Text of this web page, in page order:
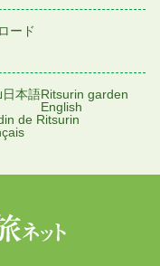
ード
日本語Ritsurin garden
English
de Ritsurin